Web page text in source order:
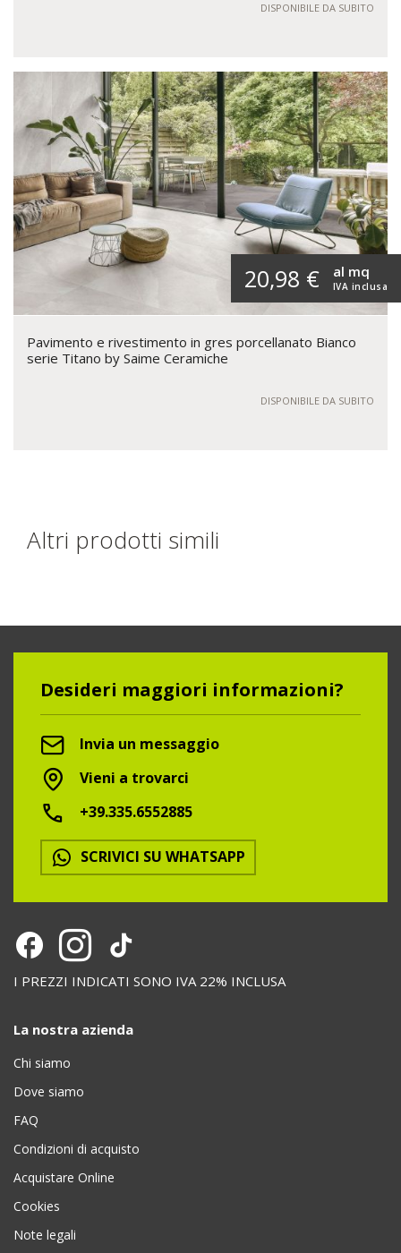
DISPONIBILE DA SUBITO
20,98 € IVA inclusa
al mq
Pavimento e rivestimento in gres porcellanato Bianco
serie Titano by Saime Ceramiche
DISPONIBILE DA SUBITO
Altri prodotti simili
Desideri maggiori informazioni?
Invia un messaggio
Vieni a trovarci
+39.335.6552885
SCRIVICI SU WHATSAPP
I PREZZI INDICATI SONO IVA 22% INCLUSA
La nostra azienda
Chi siamo
Dove siamo
FAQ
Condizioni di acquisto
Acquistare Online
Cookies
Note legali